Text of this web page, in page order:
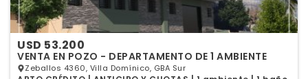
USD 53.200
VENTA EN POZO - DEPARTAMENTO DE 1 AMBIENTE
Zeballos 4360, Villa Domínico, GBA Sur